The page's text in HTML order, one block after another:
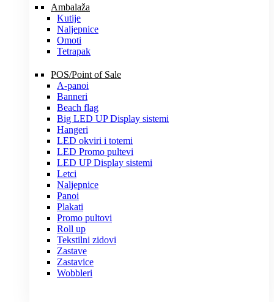
Ambalaža
Kutije
Naljepnice
Omoti
Tetrapak
POS/Point of Sale
A-panoi
Banneri
Beach flag
Big LED UP Display sistemi
Hangeri
LED okviri i totemi
LED Promo pultevi
LED UP Display sistemi
Letci
Naljepnice
Panoi
Plakati
Promo pultovi
Roll up
Tekstilni zidovi
Zastave
Zastavice
Wobbleri